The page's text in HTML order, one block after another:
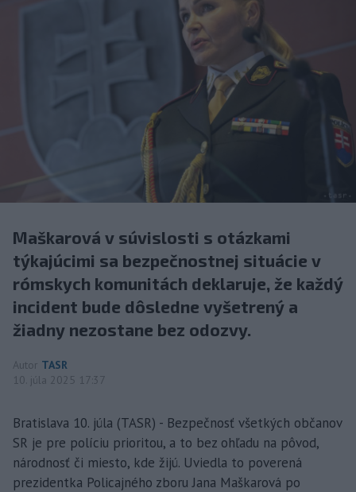
Maškarová v súvislosti s otázkami
týkajúcimi sa bezpečnostnej situácie v
rómskych komunitách deklaruje, že každý
incident bude dôsledne vyšetrený a
žiadny nezostane bez odozvy.
Autor TASR
10. júla 2025 17:37
Bratislava 10. júla (TASR) - Bezpečnosť všetkých občanov
SR je pre políciu prioritou, a to bez ohľadu na pôvod,
národnosť či miesto, kde žijú. Uviedla to poverená
prezidentka Policajného zboru Jana Maškarová po